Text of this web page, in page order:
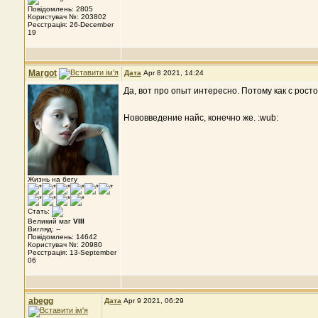
Повідомлень: 2805
Користувач №: 203802
Реєстрація: 26-December
19
Margot Дата Apr 8 2021, 14:24
Жизнь на бегу
Стать:
Великий маг VIII
Вигляд: --
Повідомлень: 14642
Користувач №: 20980
Реєстрація: 13-September
06
Да, вот про опыт интересно. Потому как с
Нововведение найс, конечно же. :wub:
abegg Дата Apr 9 2021, 06:29